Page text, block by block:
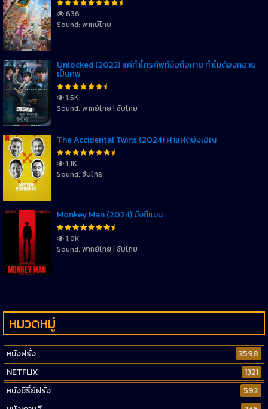
636
Sound: พากย์ไทย
Unlocked (2023) แค่ทำโทรศัพท์มือถือหาย ทำไมต้องกลาย
เป็นศพ
1.5K
Sound: พากย์ไทย | ซับไทย
The Accidental Twins (2024) ฝาแฝดบังเอิญ
1.1K
Sound: ซับไทย
Monkey Man (2024) มังกี้แมน
1.0K
Sound: พากย์ไทย | ซับไทย
หมวดหมู่
หนังฝรั่ง
3598
NETFLIX
1321
หนังซีรี่ย์ฝรั่ง
592